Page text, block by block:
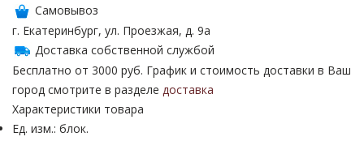
Самовывоз
г. Екатеринбург, ул. Проезжая, д. 9а
Доставка собственной службой
Бесплатно от 3000 руб. График и стоимость доставки в Ваш
город смотрите в разделе доставка
Характеристики товара
Ед. изм.: блок.